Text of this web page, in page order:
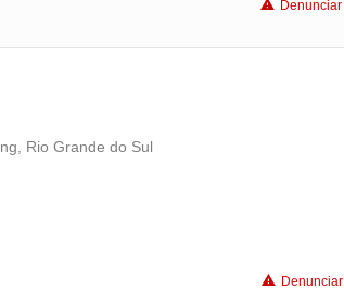
Denunciar
Rio Grande do Sul
Denunciar